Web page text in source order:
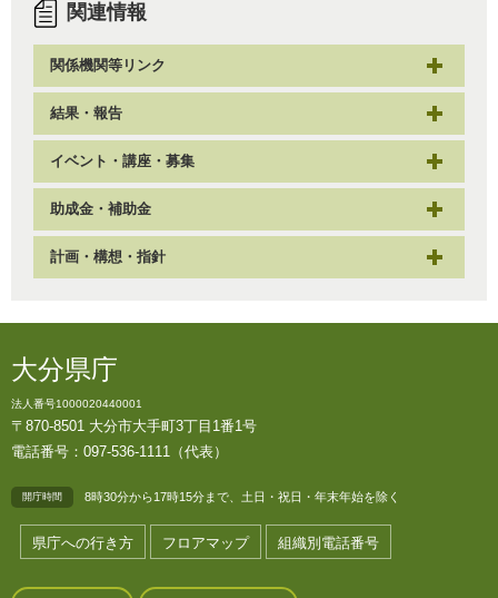
関連情報
関係機関等リンク
結果・報告
イベント・講座・募集
助成金・補助金
計画・構想・指針
大分県庁
法人番号1000020440001
〒870-8501 大分市大手町3丁目1番1号
電話番号：097-536-1111（代表）
開庁時間 8時30分から17時15分まで、土日・祝日・年末年始を除く
県庁への行き方 フロアマップ 組織別電話番号